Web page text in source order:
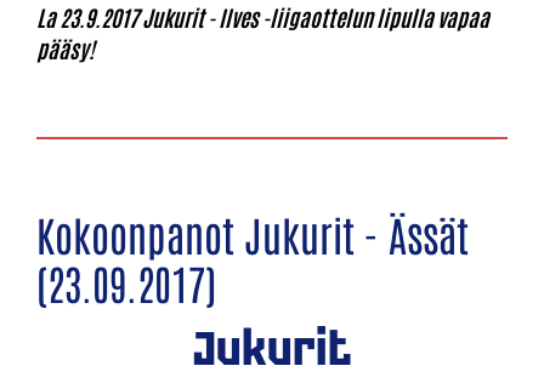
La 23.9.2017 Jukurit - Ilves -liigaottelun lipulla vapaa
pääsy!
Kokoonpanot Jukurit - Ässät
(23.09.2017)
Jukurit